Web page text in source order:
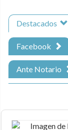
Destacados
Facebook
Ante Notario